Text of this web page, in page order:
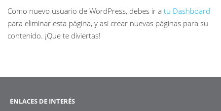
Como nuevo usuario de WordPress, debes ir a tu Dashboard
para eliminar esta página, y así crear nuevas páginas para su
contenido. ¡Que te diviertas!
ENLACES DE INTERÉS